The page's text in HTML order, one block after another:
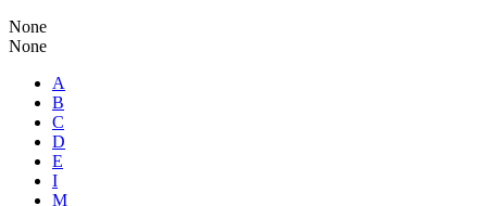
None
None
A
B
C
D
E
I
M